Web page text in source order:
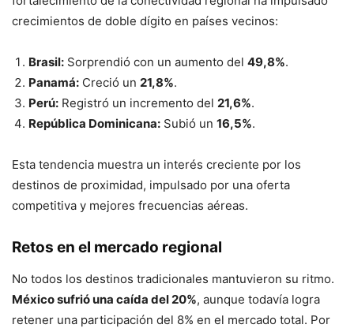
crecimientos de doble dígito en países vecinos:
Brasil: Sorprendió con un aumento del 49,8%.
Panamá: Creció un 21,8%.
Perú: Registró un incremento del 21,6%.
República Dominicana: Subió un 16,5%.
Esta tendencia muestra un interés creciente por los
destinos de proximidad, impulsado por una oferta
competitiva y mejores frecuencias aéreas.
Retos en el mercado regional
No todos los destinos tradicionales mantuvieron su ritmo.
México sufrió una caída del 20%, aunque todavía logra
retener una participación del 8% en el mercado total. Por